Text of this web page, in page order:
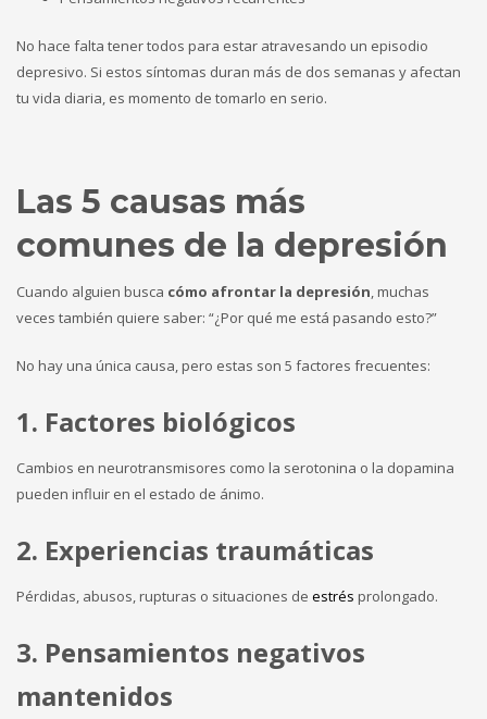
No hace falta tener todos para estar atravesando un episodio
depresivo. Si estos síntomas duran más de dos semanas y afectan
tu vida diaria, es momento de tomarlo en serio.
Las 5 causas más
comunes de la depresión
Cuando alguien busca cómo afrontar la depresión, muchas
veces también quiere saber: “¿Por qué me está pasando esto?”
No hay una única causa, pero estas son 5 factores frecuentes:
1. Factores biológicos
Cambios en neurotransmisores como la serotonina o la dopamina
pueden influir en el estado de ánimo.
2. Experiencias traumáticas
Pérdidas, abusos, rupturas o situaciones de estrés prolongado.
3. Pensamientos negativos
mantenidos